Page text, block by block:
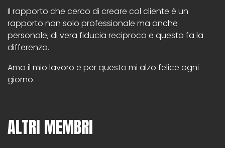
Il rapporto che cerco di creare col cliente è un
rapporto non solo professionale ma anche
personale, di vera fiducia reciproca e questo fa la
differenza.
Amo il mio lavoro e per questo mi alzo felice ogni
giorno.
ALTRI MEMBRI